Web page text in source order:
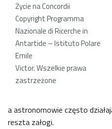
Życie na Concordii
Copyright Programma
Nazionale di Ricerche in
Antartide – Istituto Polare
Emile
Victor. Wszelkie prawa
zastrzeżone
a astronomowie często
reszta załogi.